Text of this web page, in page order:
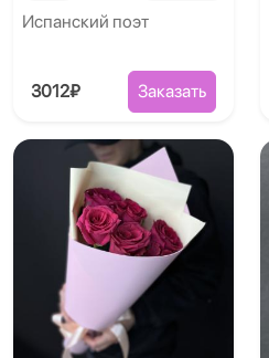
Испанский поэт
3012₽ Заказать